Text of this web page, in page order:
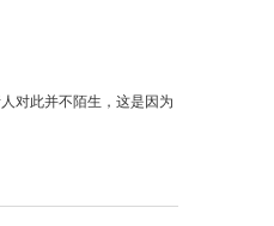
对此并不陌生，这是因为